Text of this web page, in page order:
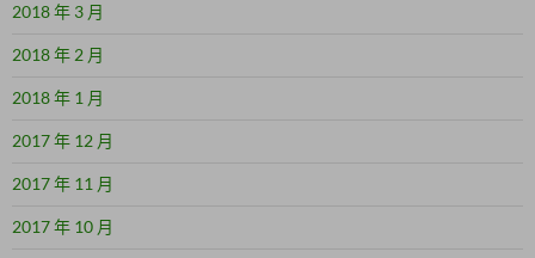
2018 年 3 月
2018 年 2 月
2018 年 1 月
2017 年 12 月
2017 年 11 月
2017 年 10 月